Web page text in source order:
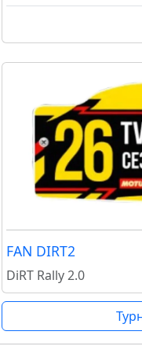
FAN DIRT2
DiRT Rally 2.0